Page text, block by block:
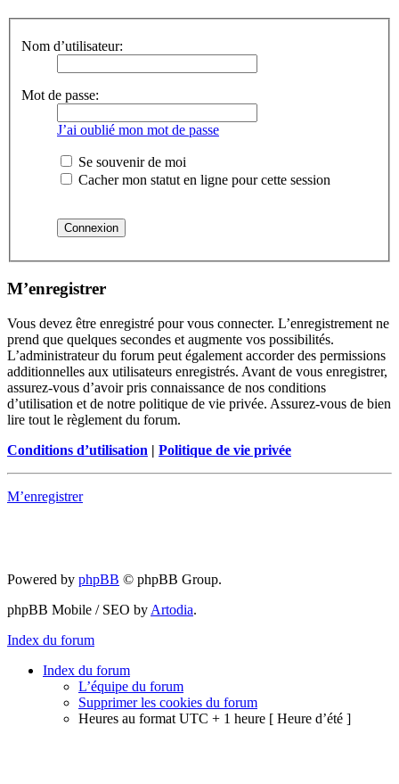
Nom d’utilisateur:
Mot de passe:
J’ai oublié mon mot de passe
Se souvenir de moi
Cacher mon statut en ligne pour cette session
M’enregistrer
Vous devez être enregistré pour vous connecter. L’enregistrement ne
prend que quelques secondes et augmente vos possibilités.
L’administrateur du forum peut également accorder des permissions
additionnelles aux utilisateurs enregistrés. Avant de vous enregistrer,
assurez-vous d’avoir pris connaissance de nos conditions
d’utilisation et de notre politique de vie privée. Assurez-vous de bien
lire tout le règlement du forum.
Conditions d’utilisation | Politique de vie privée
M’enregistrer
Powered by phpBB © phpBB Group.
phpBB Mobile / SEO by Artodia.
Index du forum
Index du forum
L’équipe du forum
Supprimer les cookies du forum
Heures au format UTC + 1 heure [ Heure d’été ]